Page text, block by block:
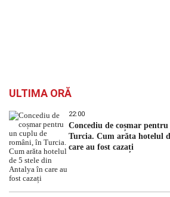
ULTIMA ORĂ
22:00
Concediu de coșmar
Turcia. Cum arăta hotelul
care au fost cazați